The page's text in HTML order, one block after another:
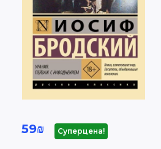
59₪ Суперцена!